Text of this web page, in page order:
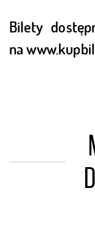
Bilety
na